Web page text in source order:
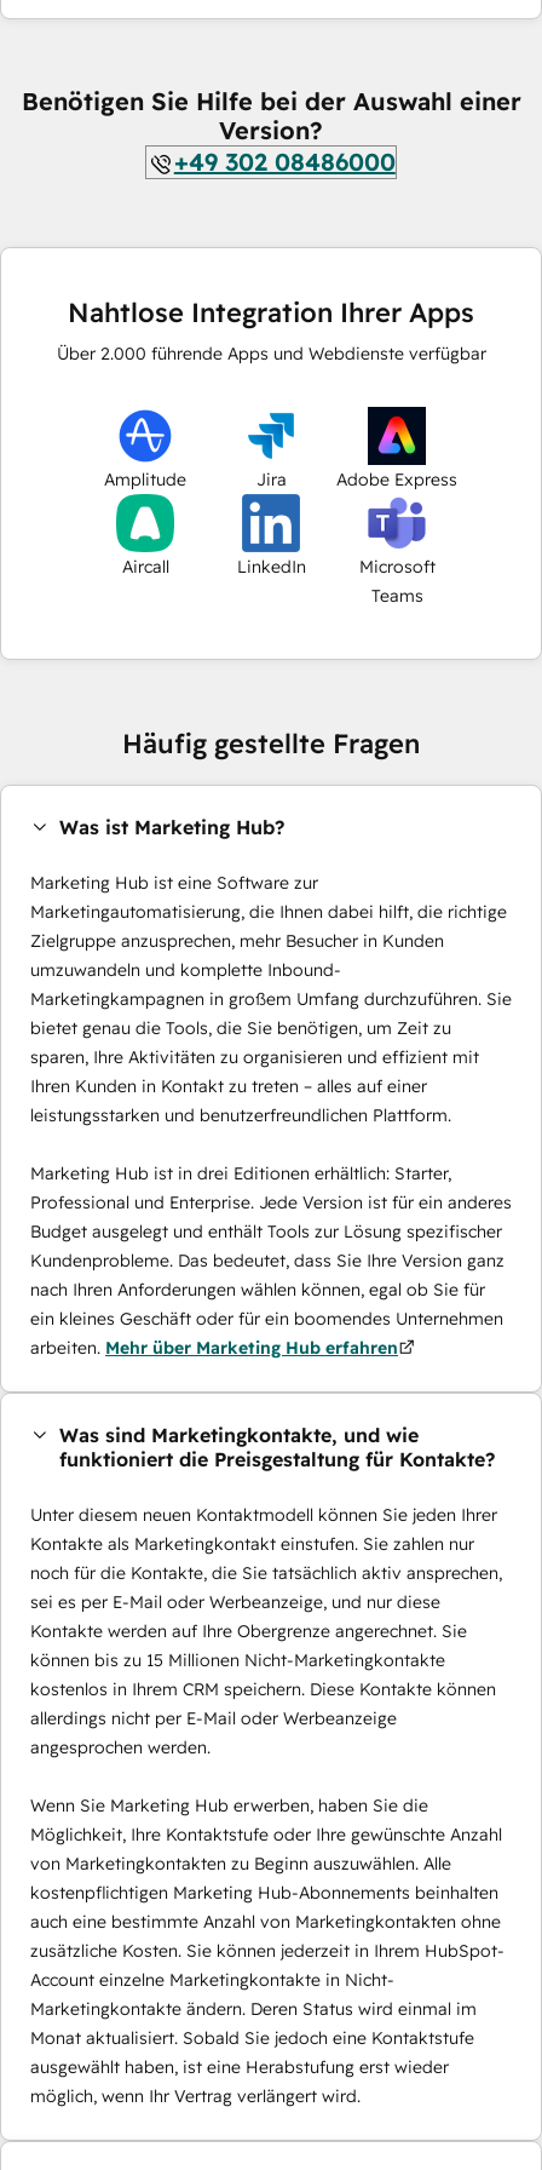
Benötigen Sie Hilfe bei der Auswahl einer
Version?
+49 302 08486000
Nahtlose Integration Ihrer Apps
Über 2.000 führende Apps und Webdienste verfügbar
Amplitude Jira Adobe Express
Aircall LinkedIn
Microsoft
Teams
Häufig gestellte Fragen
Was ist Marketing Hub?
Marketing Hub ist eine Software zur
Marketingautomatisierung, die Ihnen dabei hilft, die richtige
Zielgruppe anzusprechen, mehr Besucher in Kunden
umzuwandeln und komplette Inbound-
Marketingkampagnen in großem Umfang durchzuführen. Sie
bietet genau die Tools, die Sie benötigen, um Zeit zu
sparen, Ihre Aktivitäten zu organisieren und effizient mit
Ihren Kunden in Kontakt zu treten – alles auf einer
leistungsstarken und benutzerfreundlichen Plattform.
Marketing Hub ist in drei Editionen erhältlich: Starter,
Professional und Enterprise. Jede Version ist für ein anderes
Budget ausgelegt und enthält Tools zur Lösung spezifischer
Kundenprobleme. Das bedeutet, dass Sie Ihre Version ganz
nach Ihren Anforderungen wählen können, egal ob Sie für
ein kleines Geschäft oder für ein boomendes Unternehmen
arbeiten. Mehr über Marketing Hub erfahren
Was sind Marketingkontakte, und wie
funktioniert die Preisgestaltung für Kontakte?
Unter diesem neuen Kontaktmodell können Sie jeden Ihrer
Kontakte als Marketingkontakt einstufen. Sie zahlen nur
noch für die Kontakte, die Sie tatsächlich aktiv ansprechen,
sei es per E-Mail oder Werbeanzeige, und nur diese
Kontakte werden auf Ihre Obergrenze angerechnet. Sie
können bis zu 15 Millionen Nicht-Marketingkontakte
kostenlos in Ihrem CRM speichern. Diese Kontakte können
allerdings nicht per E-Mail oder Werbeanzeige
angesprochen werden.
Wenn Sie Marketing Hub erwerben, haben Sie die
Möglichkeit, Ihre Kontaktstufe oder Ihre gewünschte Anzahl
von Marketingkontakten zu Beginn auszuwählen. Alle
kostenpflichtigen Marketing Hub-Abonnements beinhalten
auch eine bestimmte Anzahl von Marketingkontakten ohne
zusätzliche Kosten. Sie können jederzeit in Ihrem HubSpot-
Account einzelne Marketingkontakte in Nicht-
Marketingkontakte ändern. Deren Status wird einmal im
Monat aktualisiert. Sobald Sie jedoch eine Kontaktstufe
ausgewählt haben, ist eine Herabstufung erst wieder
möglich, wenn Ihr Vertrag verlängert wird.